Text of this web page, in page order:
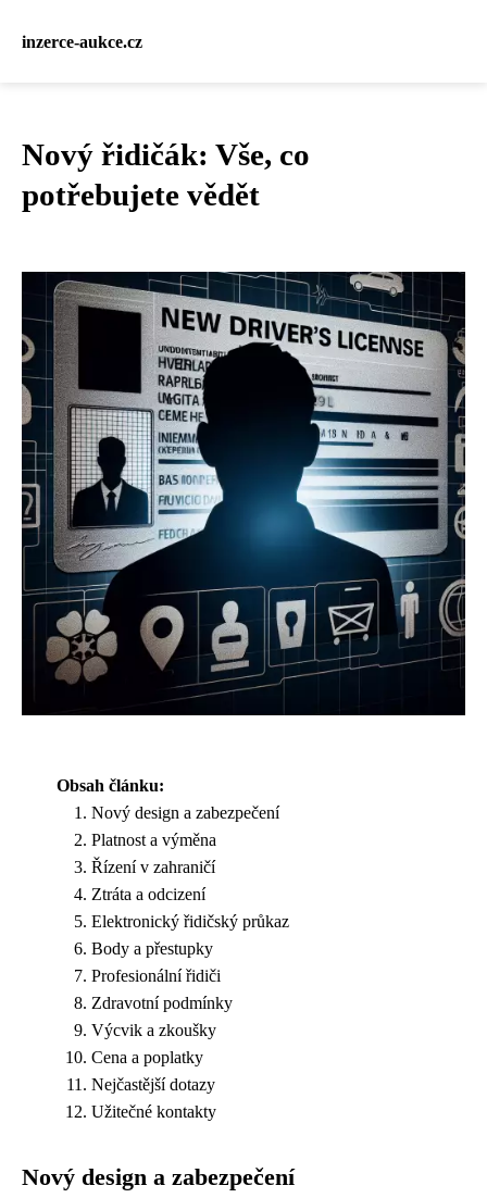
inzerce-aukce.cz
Nový řidičák: Vše, co
potřebujete vědět
Obsah článku:
Nový design a zabezpečení
Platnost a výměna
Řízení v zahraničí
Ztráta a odcizení
Elektronický řidičský průkaz
Body a přestupky
Profesionální řidiči
Zdravotní podmínky
Výcvik a zkoušky
Cena a poplatky
Nejčastější dotazy
Užitečné kontakty
Nový design a zabezpečení